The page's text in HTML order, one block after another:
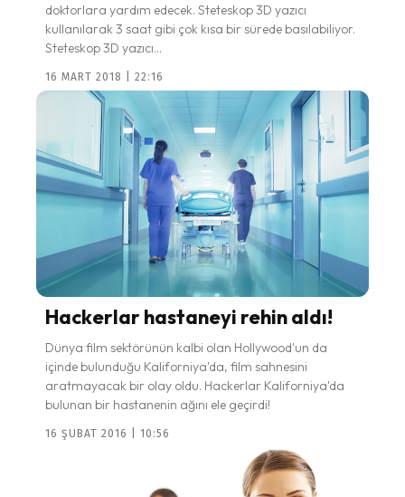
doktorlara yardım edecek. Steteskop 3D yazıcı
kullanılarak 3 saat gibi çok kısa bir sürede basılabiliyor.
Steteskop 3D yazıcı...
16 MART 2018 | 22:16
Hackerlar hastaneyi rehin aldı!
Dünya film sektörünün kalbi olan Hollywood'un da
içinde bulunduğu Kaliforniya'da, film sahnesini
aratmayacak bir olay oldu. Hackerlar Kaliforniya'da
bulunan bir hastanenin ağını ele geçirdi!
16 ŞUBAT 2016 | 10:56